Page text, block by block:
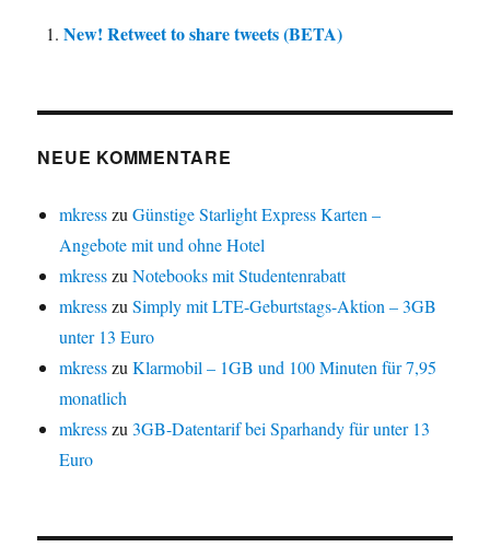
New! Retweet to share tweets (BETA)
NEUE KOMMENTARE
mkresszuGünstige Starlight Express Karten –
Angebote mit und ohne Hotel
mkresszuNotebooks mit Studentenrabatt
mkresszuSimply mit LTE-Geburtstags-Aktion – 3GB
unter 13 Euro
mkresszuKlarmobil – 1GB und 100 Minuten für 7,95
monatlich
mkresszu3GB-Datentarif bei Sparhandy für unter 13
Euro